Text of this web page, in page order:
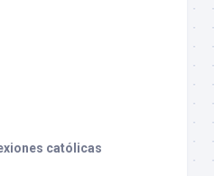
católicas